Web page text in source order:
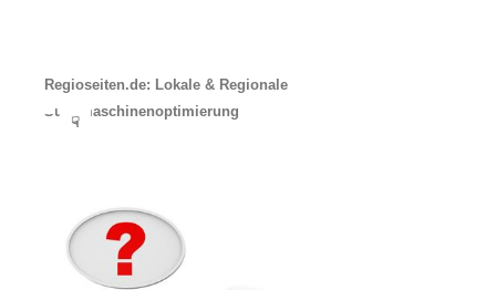
Regioseiten.de: Lokale & Regionale
Suchmaschinenoptimierung
☟